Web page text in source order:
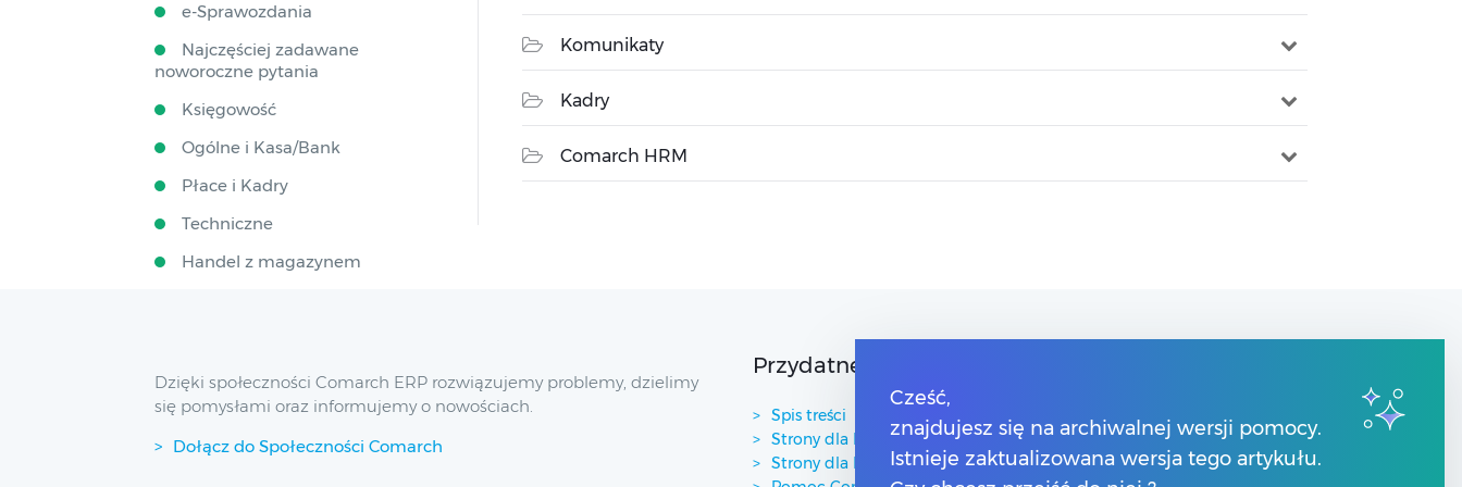
Komunikaty
Kadry
Comarch HRM
e-Sprawozdania
Najczęściej zadawane
noworoczne pytania
Księgowość
Ogólne i Kasa/Bank
Płace i Kadry
Techniczne
Handel z magazynem
Dzięki społeczności Comarch ERP rozwiązujemy problemy, dzielimy
się pomysłami oraz informujemy o nowościach.
Dołącz do Społeczności Comarch
Przydatne linki
Spis treści
Strony dla Klientów
Strony dla Partnerów
Numery telefonów
Znajdź Partnera Comarch
Cześć,
znajdujesz się na archiwalnej wersji pomocy.
Istnieje zaktualizowana wersja tego artykułu.